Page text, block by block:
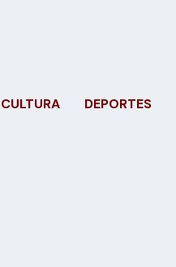
CULTURA DEPORTES